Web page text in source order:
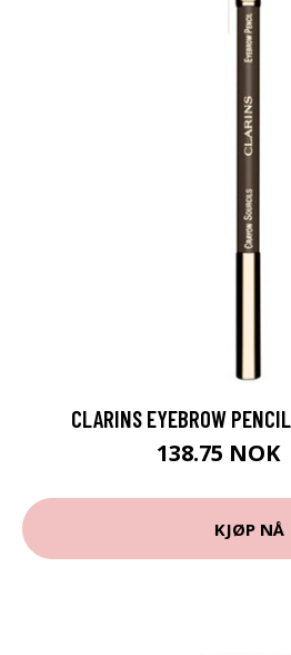
CLARINS EYEBROW
138.75 NOK
KJØP NÅ